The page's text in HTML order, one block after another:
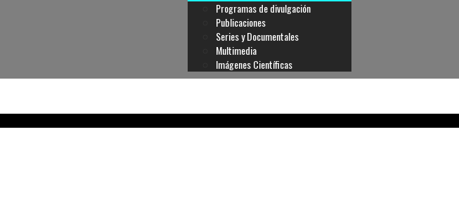
Programas de divulgación
Publicaciones
Series y Documentales
Multimedia
Imágenes Científicas